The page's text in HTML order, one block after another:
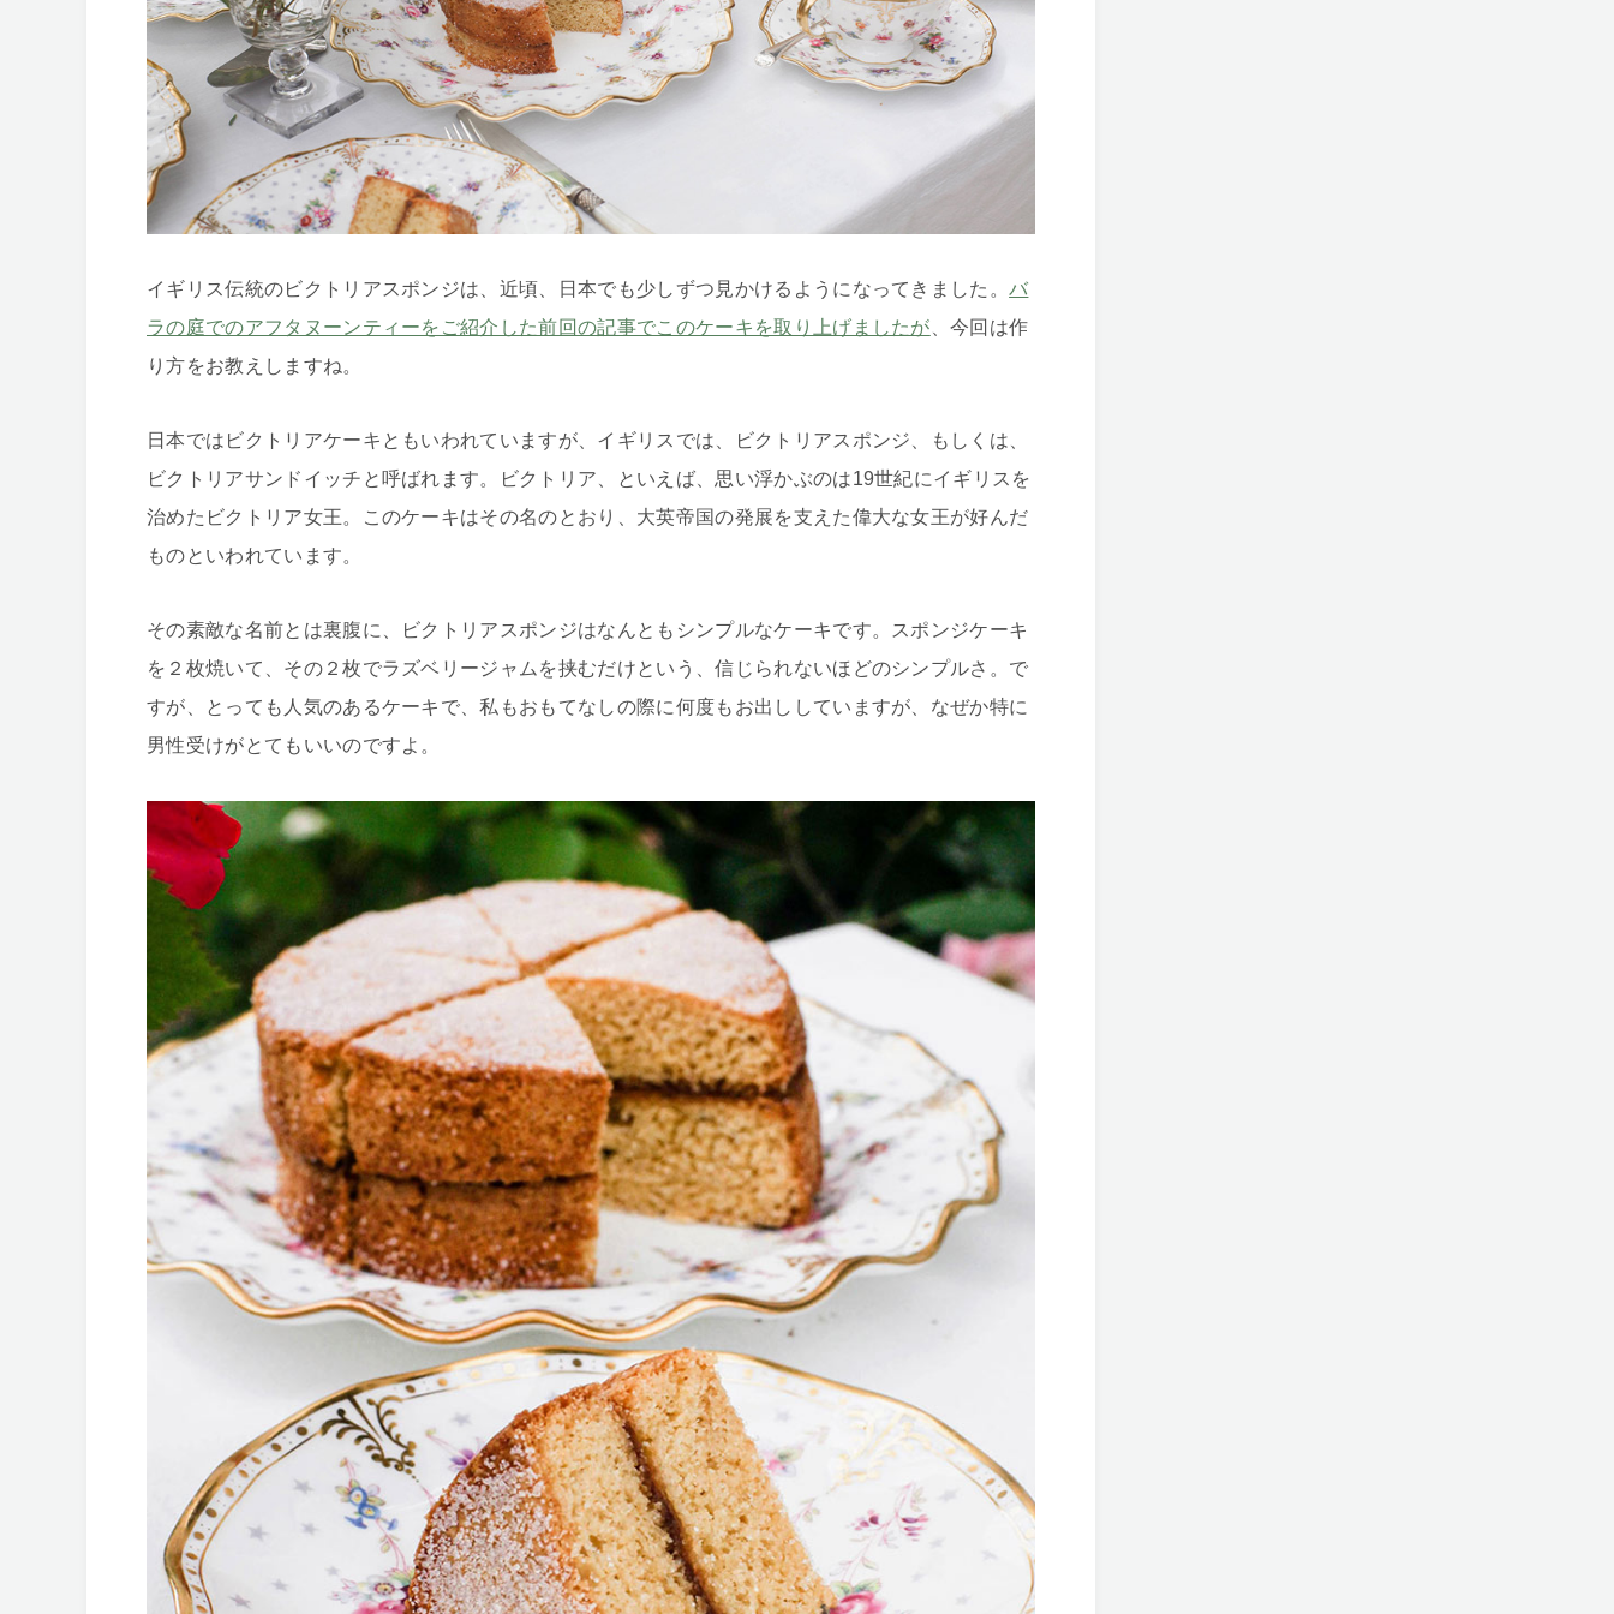
イギリス伝統のビクトリアスポンジは、近頃、日本でも少しずつ見かけるようになってきました。バ
ラの庭でのアフタヌーンティーをご紹介した前回の記事でこのケーキを取り上げましたが 、今回は作
り方をお教えしますね。
日本ではビクトリアケーキともいわれていますが、イギリスでは、ビクトリアスポンジ、もしくは、
ビクトリアサンドイッチと呼ばれます。ビクトリア、といえば、思い浮かぶのは19世紀にイギリスを
治めたビクトリア女王。このケーキはその名のとおり、大英帝国の発展を支えた偉大な女王が好んだ
ものといわれています。
その素敵な名前とは裏腹に、ビクトリアスポンジはなんともシンプルなケーキです。スポンジケーキ
を２枚焼いて、その２枚でラズベリージャムを挟むだけという、信じられないほどのシンプルさ。で
すが、とっても人気のあるケーキで、私もおもてなしの際に何度もお出ししていますが、なぜか特に
男性受けがとてもいいのですよ。